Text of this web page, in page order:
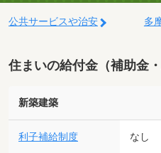
公共サービスや治安 多
住まいの給付金（補助金・
新築建築
利子補給制度 なし